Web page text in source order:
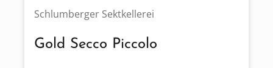
Schlumberger Sektkellerei
Gold Secco Piccolo